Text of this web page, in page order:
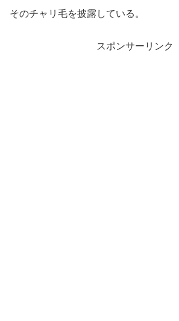
そのチャリ毛を披露している。
スポンサーリンク